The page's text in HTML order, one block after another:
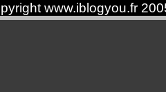
www.iblogyou.fr